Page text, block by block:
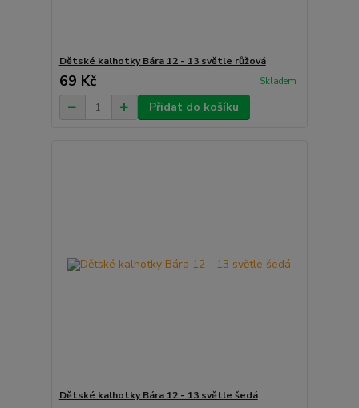
Dětské kalhotky Bára 12 - 13 světle růžová
69 Kč Skladem
Přidat do košíku
Dětské kalhotky Bára 12 - 13 světle šedá